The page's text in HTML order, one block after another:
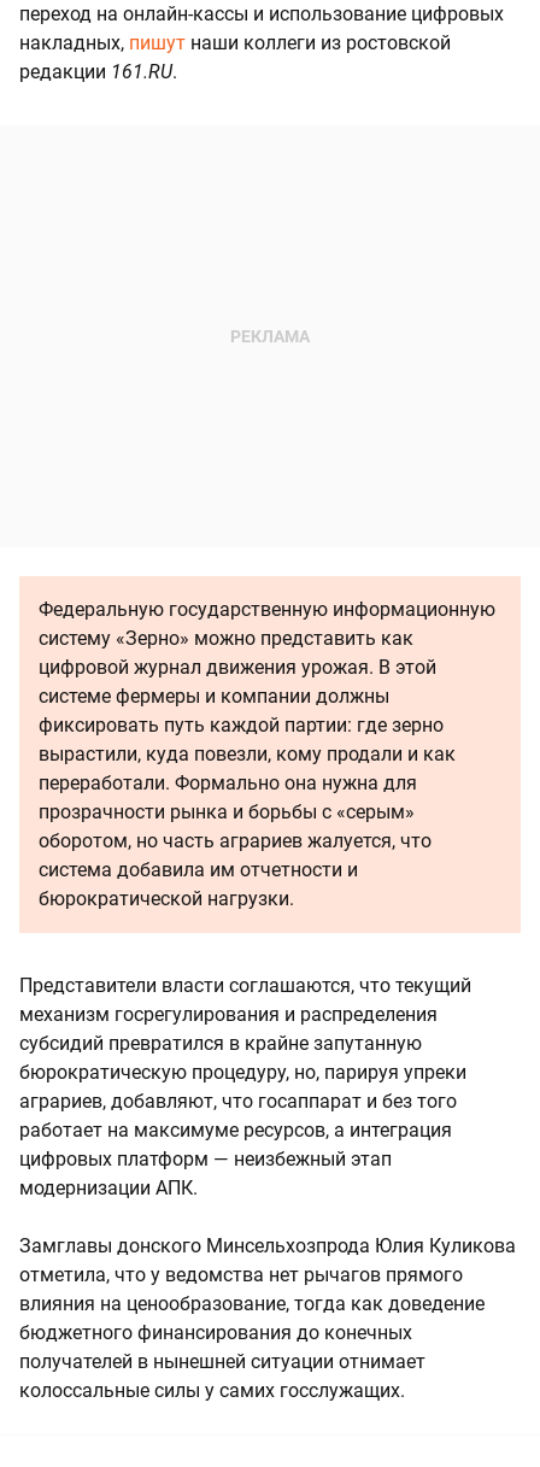
переход на онлайн-кассы и использование цифровых
накладных, пишут наши коллеги из ростовской
редакции 161.RU.
Федеральную государственную информационную
систему «Зерно» можно представить как
цифровой журнал движения урожая. В этой
системе фермеры и компании должны
фиксировать путь каждой партии: где зерно
вырастили, куда повезли, кому продали и как
переработали. Формально она нужна для
прозрачности рынка и борьбы с «серым»
оборотом, но часть аграриев жалуется, что
система добавила им отчетности и
бюрократической нагрузки.
Представители власти соглашаются, что текущий
механизм госрегулирования и распределения
субсидий превратился в крайне запутанную
бюрократическую процедуру, но, парируя упреки
аграриев, добавляют, что госаппарат и без того
работает на максимуме ресурсов, а интеграция
цифровых платформ — неизбежный этап
модернизации АПК.
Замглавы донского Минсельхозпрода Юлия Куликова
отметила, что у ведомства нет рычагов прямого
влияния на ценообразование, тогда как доведение
бюджетного финансирования до конечных
получателей в нынешней ситуации отнимает
колоссальные силы у самих госслужащих.